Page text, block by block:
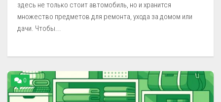
здесь не только стоит автомобиль, но и хранится
множество предметов для ремонта, ухода за домом или
дачи. Чтобы...
0